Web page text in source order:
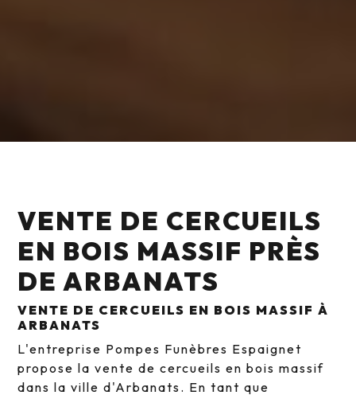
VENTE DE CERCUEILS
EN BOIS MASSIF PRÈS
DE ARBANATS
VENTE DE CERCUEILS EN BOIS MASSIF À
ARBANATS
L'entreprise Pompes Funèbres Espaignet
propose la vente de cercueils en bois massif
dans la ville d'Arbanats. En tant que